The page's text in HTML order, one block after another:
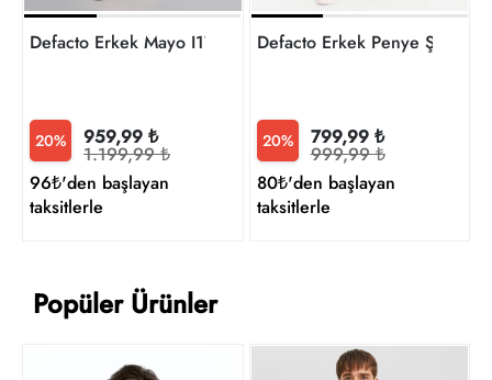
Defacto Erkek Mayo I1788AX/BK81
20% 959,99 ₺
1.199,99 ₺
96₺'den başlayan
taksitlerle
Defacto Erkek Penye Şort
20% 799,99 ₺
999,99 ₺
80₺'den başlayan
taksitlerle
Popüler Ürünler